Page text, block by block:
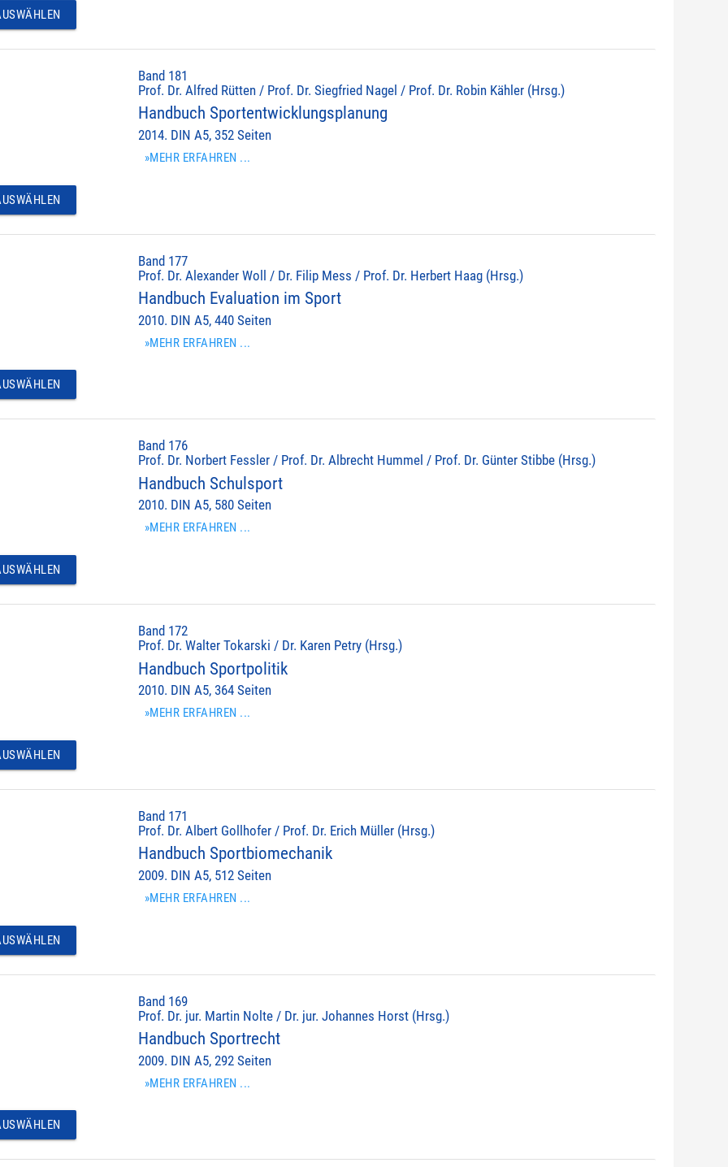
Band 181
Prof. Dr. Alfred Rütten / Prof. Dr. Siegfried Nagel / Prof. Dr. Robin Kähler (Hrsg.)
Handbuch Sportentwicklungsplanung
2014. DIN A5, 352 Seiten
»MEHR ERFAHREN ...
Band 177
Prof. Dr. Alexander Woll / Dr. Filip Mess / Prof. Dr. Herbert Haag (Hrsg.)
Handbuch Evaluation im Sport
2010. DIN A5, 440 Seiten
»MEHR ERFAHREN ...
Band 176
Prof. Dr. Norbert Fessler / Prof. Dr. Albrecht Hummel / Prof. Dr. Günter Stibbe (Hrsg.)
Handbuch Schulsport
2010. DIN A5, 580 Seiten
»MEHR ERFAHREN ...
Band 172
Prof. Dr. Walter Tokarski / Dr. Karen Petry (Hrsg.)
Handbuch Sportpolitik
2010. DIN A5, 364 Seiten
»MEHR ERFAHREN ...
Band 171
Prof. Dr. Albert Gollhofer / Prof. Dr. Erich Müller (Hrsg.)
Handbuch Sportbiomechanik
2009. DIN A5, 512 Seiten
»MEHR ERFAHREN ...
Band 169
Prof. Dr. jur. Martin Nolte / Dr. jur. Johannes Horst (Hrsg.)
Handbuch Sportrecht
2009. DIN A5, 292 Seiten
»MEHR ERFAHREN ...